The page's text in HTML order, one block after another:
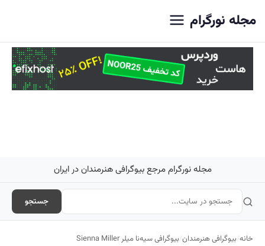
مجله نورگرام
مجله نورگرام مرجع بیوگرافی هنرمندان در ایران
جستجو
خانه/بیوگرافی هنرمندان/بیوگرافی سیه‌نا میلر Sienna Miller